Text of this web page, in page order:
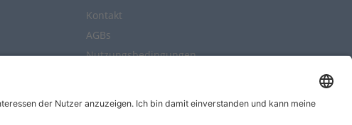
Kontakt
AGBs
Nutzungsbedingungen